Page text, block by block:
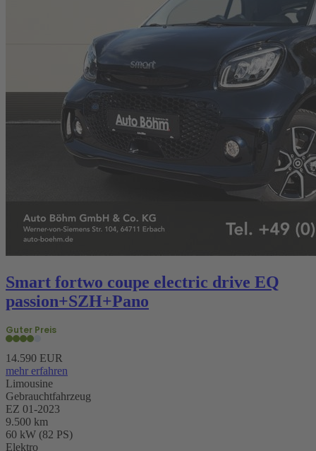
Smart fortwo coupe electric drive EQ
passion+SZH+Pano
Guter Preis
14.590 EUR
mehr erfahren
Limousine
Gebrauchtfahrzeug
EZ 01-2023
9.500 km
60 kW (82 PS)
Elektro